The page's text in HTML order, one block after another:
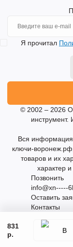
831
р.
Я прочитал
© 2002 – 2026
Вся
ключи-
товаров и их
характер
Позвонить
info@xn-----
Оставить
Контакты